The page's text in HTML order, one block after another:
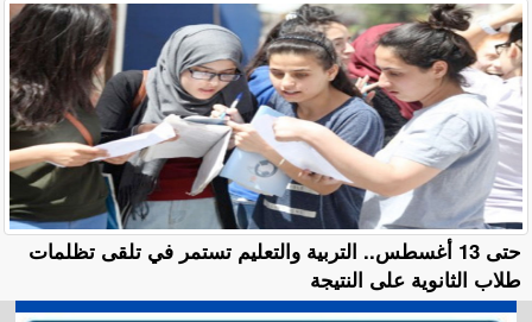
حتى 13 أغسطس.. التربية والتعليم تستمر في تلقى تظلمات
طلاب الثانوية على النتيجة